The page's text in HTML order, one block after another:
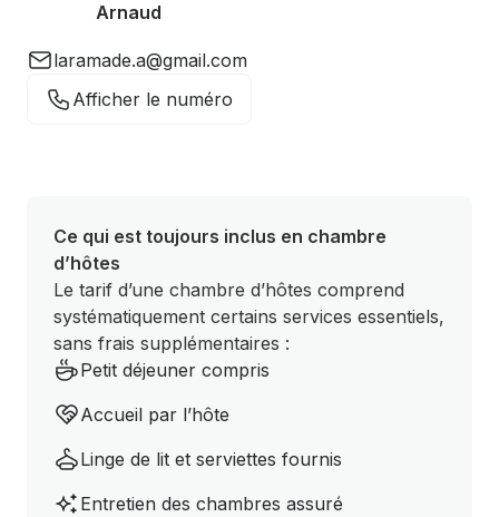
Arnaud
laramade.a@gmail.com
Afficher le numéro
Ce qui est toujours inclus en chambre
d’hôtes
Le tarif d’une chambre d’hôtes comprend
systématiquement certains services essentiels,
sans frais supplémentaires :
Petit déjeuner compris
Accueil par l’hôte
Linge de lit et serviettes fournis
Entretien des chambres assuré